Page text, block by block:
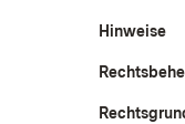
Hinweise